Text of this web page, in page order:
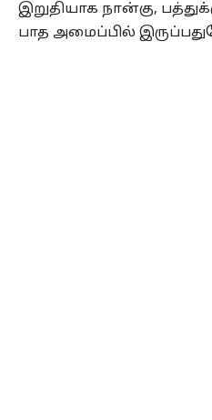
இறுதியாக நான்கு,
பாத அமைப்பில்